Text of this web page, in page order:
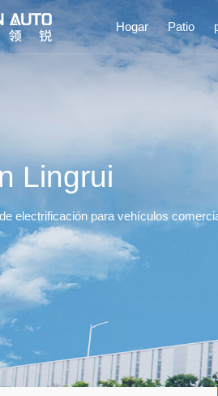
Hogar Patio
Lingrui
electrificación para vehículos